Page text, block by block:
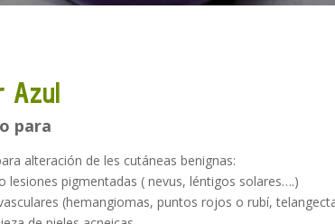
Azul
para
alteración de les cutáneas benignas:
lesiones pigmentadas ( nevus, léntigos solares….)
(hemangiomas, puntos rojos o rubí,